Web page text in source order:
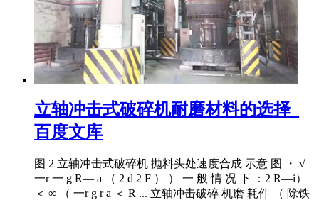
立轴冲击式破碎机耐磨材料的选择_
百度文库
图 2 立轴冲击式破碎机 抛料头处速度合成 示意 图 ・ √
一r 一 g R— a （ 2 d 2 F ） ） 一 般 情 况 下 ：2 R—i）
＜ ∞ （ 一r g r a ＜ R ... 立轴冲击破碎 机磨 耗件 （ 除铁